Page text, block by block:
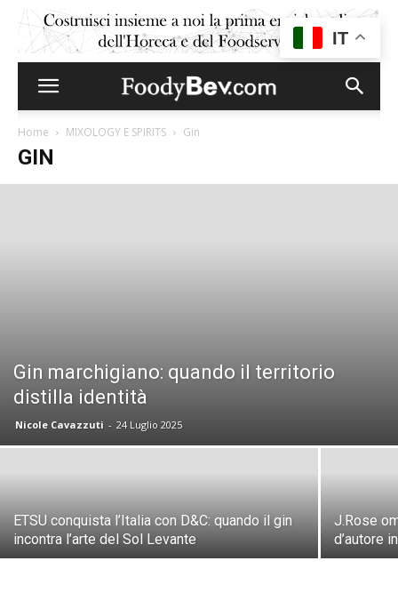
Home MIXOLOGY E SPIRITS Gin
GIN
Gin marchigiano: quando il territorio
distilla identità
Nicole Cavazzuti - 24 Luglio 2025
ETSU conquista l’Italia con D&C: quando il gin
incontra l’arte del Sol Levante
J.Rose
d’autore
IT